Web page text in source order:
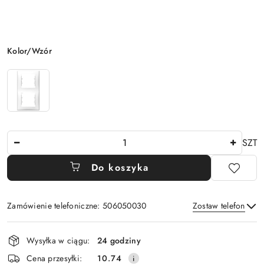
Wariant
Kolor/Wzór
SZT
Do koszyka
Zamówienie telefoniczne: 506050030 Zostaw telefon
Wyślij
Dostępność
i
dostawa
Wysyłka w ciągu:
24 godziny
Cena przesyłki:
10.74